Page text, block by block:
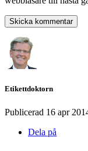
Etikettdoktorn
Publicerad 16 apr
Dela på